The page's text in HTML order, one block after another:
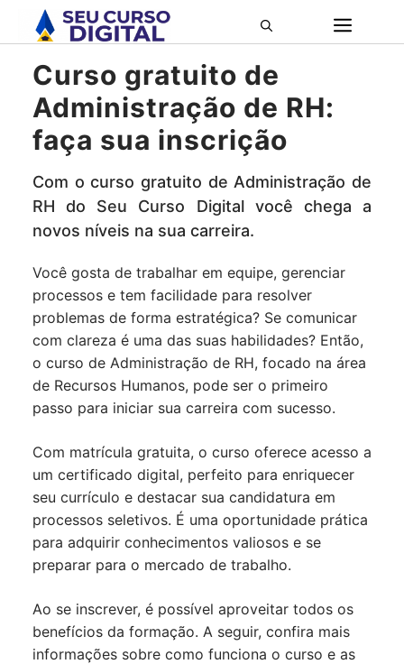
para
conteúdoCurso gratuito de
Administração de RH:
faça sua inscrição
Com o curso gratuito de Administração de
RH do Seu Curso Digital você chega a
novos níveis na sua carreira.
Você gosta de trabalhar em equipe, gerenciar
processos e tem facilidade para resolver
problemas de forma estratégica? Se comunicar
com clareza é uma das suas habilidades? Então,
o curso de Administração de RH, focado na área
de Recursos Humanos, pode ser o primeiro
passo para iniciar sua carreira com sucesso.
Com matrícula gratuita, o curso oferece acesso a
um certificado digital, perfeito para enriquecer
seu currículo e destacar sua candidatura em
processos seletivos. É uma oportunidade prática
para adquirir conhecimentos valiosos e se
preparar para o mercado de trabalho.
Ao se inscrever, é possível aproveitar todos os
benefícios da formação. A seguir, confira mais
informações sobre como funciona o curso e as